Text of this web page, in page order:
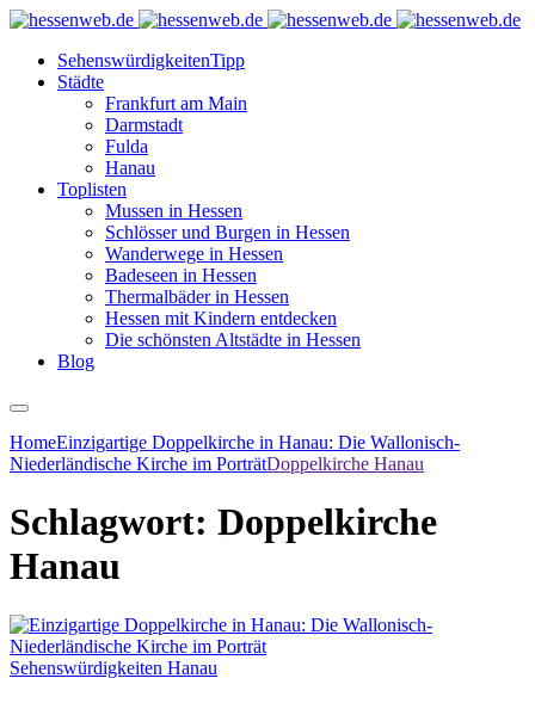
SehenswürdigkeitenTipp
Städte
Frankfurt am Main
Darmstadt
Fulda
Hanau
Toplisten
Mussen in Hessen
Schlösser und Burgen in Hessen
Wanderwege in Hessen
Badeseen in Hessen
Thermalbäder in Hessen
Hessen mit Kindern entdecken
Die schönsten Altstädte in Hessen
Blog
HomeEinzigartige Doppelkirche in Hanau: Die Wallonisch-
Niederländische Kirche im PorträtDoppelkirche Hanau
Schlagwort: Doppelkirche
Hanau
Sehenswürdigkeiten Hanau